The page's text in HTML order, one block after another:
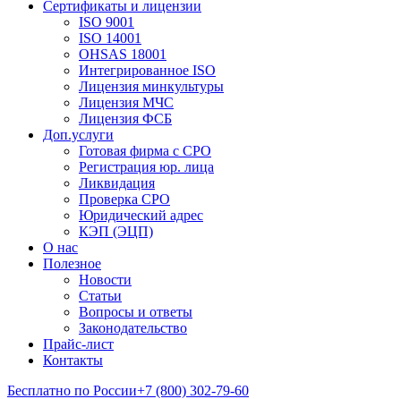
Сертификаты и лицензии
ISO 9001
ISO 14001
OHSAS 18001
Интегрированное ISO
Лицензия минкультуры
Лицензия МЧС
Лицензия ФСБ
Доп.услуги
Готовая фирма с СРО
Регистрация юр. лица
Ликвидация
Проверка СРО
Юридический адрес
КЭП (ЭЦП)
О нас
Полезное
Новости
Статьи
Вопросы и ответы
Законодательство
Прайс-лист
Контакты
Бесплатно по России+7 (800) 302-79-60